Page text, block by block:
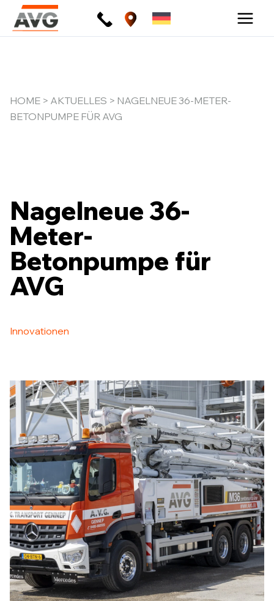
Inhalt
springen
HOME > AKTUELLES > NAGELNEUE 36-METER-
BETONPUMPE FÜR AVG
Nagelneue 36-
Meter-
Betonpumpe für
AVG
Innovationen